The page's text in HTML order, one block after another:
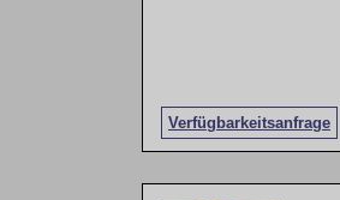
Verfügbarkeitsanfrage